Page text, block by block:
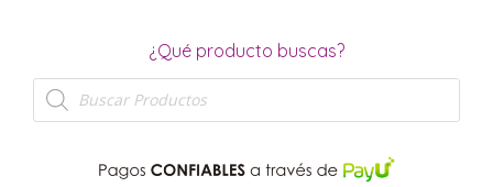
¿Qué producto buscas?
Búsqueda
de
productos